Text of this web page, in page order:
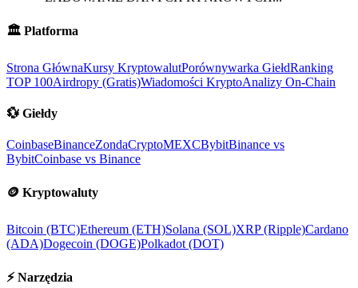
🏛️ Platforma
Strona GłównaKursy KryptowalutPorównywarka GiełdRanking
TOP 100Airdropy (Gratis)Wiadomości KryptoAnalizy On-Chain
💱 Giełdy
CoinbaseBinanceZondaCryptoMEXCBybitBinance vs
BybitCoinbase vs Binance
🪙 Kryptowaluty
Bitcoin (BTC)Ethereum (ETH)Solana (SOL)XRP (Ripple)Cardano
(ADA)Dogecoin (DOGE)Polkadot (DOT)
⚡ Narzędzia